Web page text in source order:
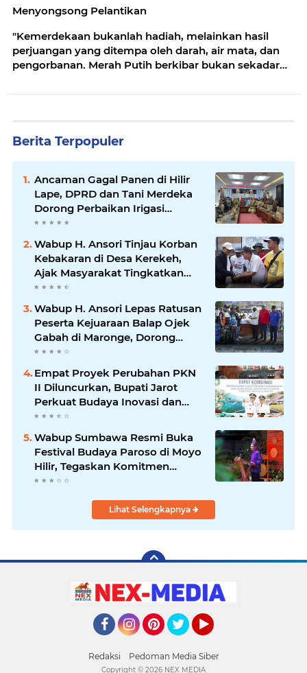
Menyongsong Pelantikan
"Kemerdekaan bukanlah hadiah, melainkan hasil
perjuangan yang ditempa oleh darah, air mata, dan
pengorbanan. Merah Putih berkibar bukan sekadar
royong demi Indonesia yang lebih kuat, adil, dan
bermartabat."
Berita Terpopuler
Ancaman Gagal Panen di Hilir
Lape, DPRD dan Tani Merdeka
Dorong Perbaikan Irigasi
Waduk Mamak
Wabup H. Ansori Tinjau Korban
Kebakaran di Desa Kerekeh,
Ajak Masyarakat Tingkatkan
Kewaspadaan terhadap Instalasi
Listrik
Wabup H. Ansori Lepas Ratusan
Peserta Kejuaraan Balap Ojek
Gabah di Maronge, Dorong
Sportivitas dan Perputaran
Ekonomi Lokal
Empat Proyek Perubahan PKN
II Diluncurkan, Bupati Jarot
Perkuat Budaya Inovasi dan
Tata Kelola Pemerintahan
Wabup Sumbawa Resmi Buka
Festival Budaya Paroso di Moyo
Hilir, Tegaskan Komitmen
Pelestarian Budaya hingga
Lihat Selengkapnya
Redaksi Pedoman Media Siber
Copyright © 2026 NEX MEDIA